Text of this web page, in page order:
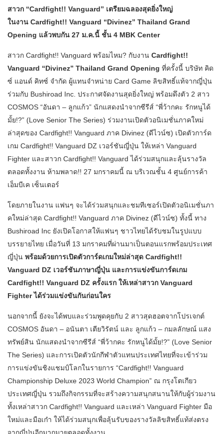
สาวก “Cardfight!! Vanguard” เตรียมฉลองสุดยิ่งใหญ่
ในงาน Cardfight!! Vanguard “Divinez” Thailand Grand
Opening แล้วพบกัน 27 ม.ค.นี้ ชั้น 4 MBK Center
​สาวก Cardfight!! Vanguard พร้อมไหม? กับงาน Cardfight!!
Vanguard “Divinez” Thailand Grand Opening ที่ครั้งนี้ บริษัท คิด
ซ์ แอนด์ คิทซ์ จำกัด ผู้แทนจำหน่าย Card Game ลิขสิทธิ์แท้จากญี่ปุ่น
ร่วมกับ Bushiroad Inc. ประกาศจัดงานสุดยิ่งใหญ่ พร้อมดึงตัว 2 สาว
COSMOS “อันดา – ลูกแก้ว” นักแสดงนำจากซีรีส์ “พี่ว้ากคะ รักหนูได้
มั้ย!?” (Love Senior The Series) ร่วมงานเปิดตัวอนิเมชั่นภาคใหม่
ล่าสุดของ Cardfight!! Vanguard ภาค Divinez (ดีไวน์ซ) เปิดตัวการ์ด
เกม Cardfight!! Vanguard DZ เวอร์ชันญี่ปุ่น ให้เหล่า Vanguard
Fighter และสาวก Cardfight!! Vanguard ได้ร่วมสนุกและลุ้นรางวัล
ตลอดทั้งงาน ห้ามพลาด!! 27 มกราคมนี้ ณ บริเวณชั้น 4 ศูนย์การค้า
เอ็มบีเค เซ็นเตอร์
​โดยภายในงาน แฟนๆ จะได้ร่วมสนุกและชมทีเซอร์เปิดตัวอนิเมชั่นภา
คใหม่ล่าสุด Cardfight!! Vanguard ภาค Divinez (ดีไวน์ซ) ทั้งนี้ ทาง
Bushiroad Inc ยังเปิดโอกาสให้แฟนๆ ชาวไทยได้รับชมในรูปแบบ
บรรยายไทย เมื่อวันที่ 13 มกราคมที่ผ่านมาเป็นตอนแรกพร้อมประเทศ
ญี่ปุ่น พร้อมด้วยการเปิดตัวการ์ดเกมใหม่ล่าสุด Cardfight!!
Vanguard DZ เวอร์ชันภาษาญี่ปุ่น และการแข่งขันการ์ดเกม
Cardfight!! Vanguard DZ ครั้งแรก ให้เหล่าสาวก Vanguard
Fighter ได้ร่วมแข่งขันกันก่อนใคร
นอกจากนี้ ยังจะได้พบและร่วมพูดคุยกับ 2 สาวสุดฮอตจากโปรเจกต์
COSMOS อันดา – อนันตา เตียวิรัตน์ และ ลูกแก้ว – กมลลักษณ์ แสง
ทรัพย์สิน นักแสดงนำจากซีรีส์ “พี่ว้ากคะ รักหนูได้มั้ย!?” (Love Senior
The Series) และการเปิดตัวนักกีฬาตัวแทนประเทศไทยที่จะเข้าร่วม
การแข่งขันชิงแชมป์โลกในรายการ “Cardfight!! Vanguard
Championship Deluxe 2023 World Champion” ณ กรุงโตเกียว
ประเทศญี่ปุ่น รวมถึงกิจกรรมที่จะสร้างความสนุกสนานให้กับผู้ร่วมงาน
ทั้งเหล่าสาวก Cardfight!! Vanguard และเหล่า Vanguard Fighter มือ
ใหม่และมือเก๋า ให้ได้ร่วมสนุกเพื่อลุ้นรับของรางวัลลิขสิทธิ์แท้ส่งตรง
จากญี่ปุ่นอีกมากมายตลอดทั้งงาน